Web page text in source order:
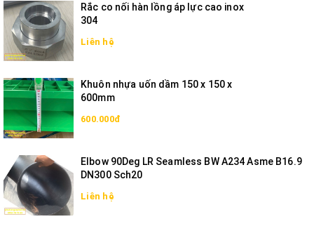
Rắc co nối hàn lồng áp lực cao inox
304
Liên hệ
Khuôn nhựa uốn dầm 150 x 150 x
600mm
600.000đ
Elbow 90Deg LR Seamless BW A234 Asme B16.9
DN300 Sch20
Liên hệ